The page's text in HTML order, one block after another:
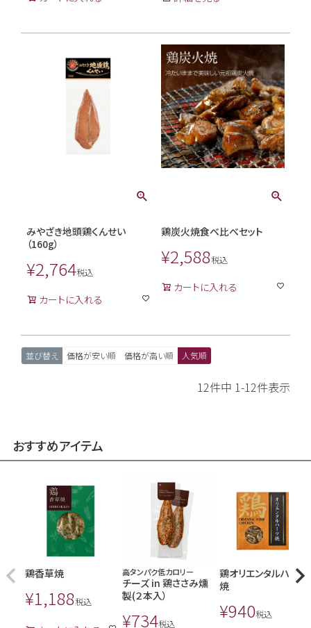
みやざき地頭鶏くんせい
（160g）
¥2,764税込
カートに入れる
鶏炭火焼食べ比べセット
¥2,588税込
カートに入れる
並び替え 価格が安い順 価格が高い順 人気順
12件中 1-12件表示
おすすめアイテム
鶏香草焼
¥1,188税込
高タンパク低カロリー
チーズ in 鶏ささみ燻
製(２本入）
¥734税込
鶏オリエンタルハーブ
焼
¥940税込